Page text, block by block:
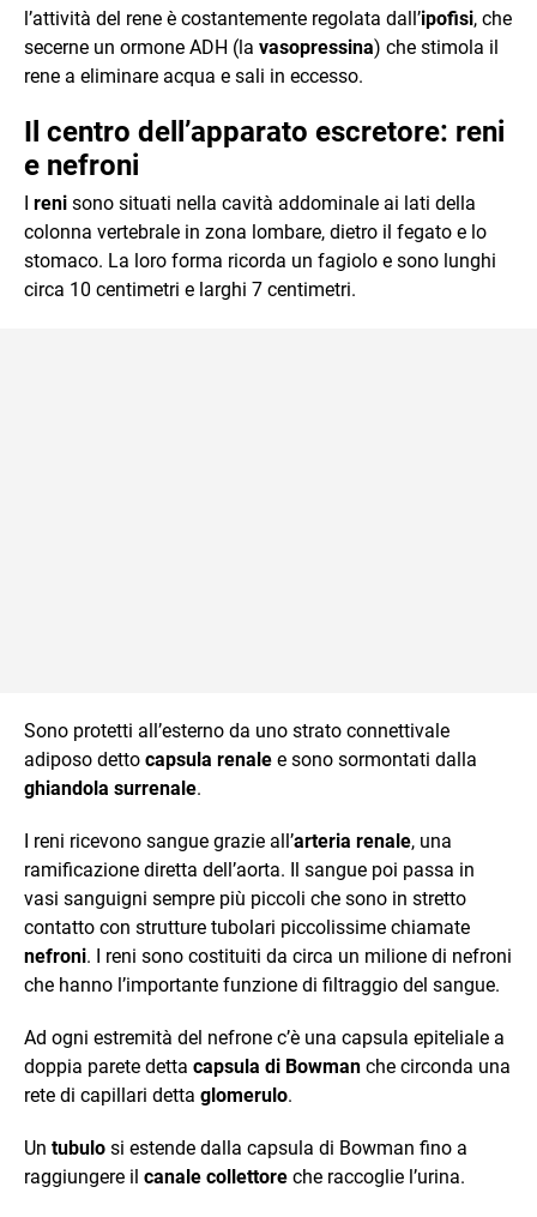
l’attività del rene è costantemente regolata dall’ipofisi, che
secerne un ormone ADH (la vasopressina) che stimola il
rene a eliminare acqua e sali in eccesso.
Il centro dell’apparato escretore: reni
e nefroni
I reni sono situati nella cavità addominale ai lati della
colonna vertebrale in zona lombare, dietro il fegato e lo
stomaco. La loro forma ricorda un fagiolo e sono lunghi
circa 10 centimetri e larghi 7 centimetri.
Sono protetti all’esterno da uno strato connettivale
adiposo detto capsula renale e sono sormontati dalla
ghiandola surrenale.
I reni ricevono sangue grazie all’arteria renale, una
ramificazione diretta dell’aorta. Il sangue poi passa in
vasi sanguigni sempre più piccoli che sono in stretto
contatto con strutture tubolari piccolissime chiamate
nefroni. I reni sono costituiti da circa un milione di nefroni
che hanno l’importante funzione di filtraggio del sangue.
Ad ogni estremità del nefrone c’è una capsula epiteliale a
doppia parete detta capsula di Bowman che circonda una
rete di capillari detta glomerulo.
Un tubulo si estende dalla capsula di Bowman fino a
raggiungere il canale collettore che raccoglie l’urina.